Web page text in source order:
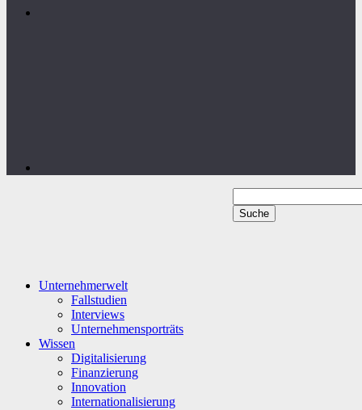
Unternehmerwelt
Fallstudien
Interviews
Unternehmensporträts
Wissen
Digitalisierung
Finanzierung
Innovation
Internationalisierung